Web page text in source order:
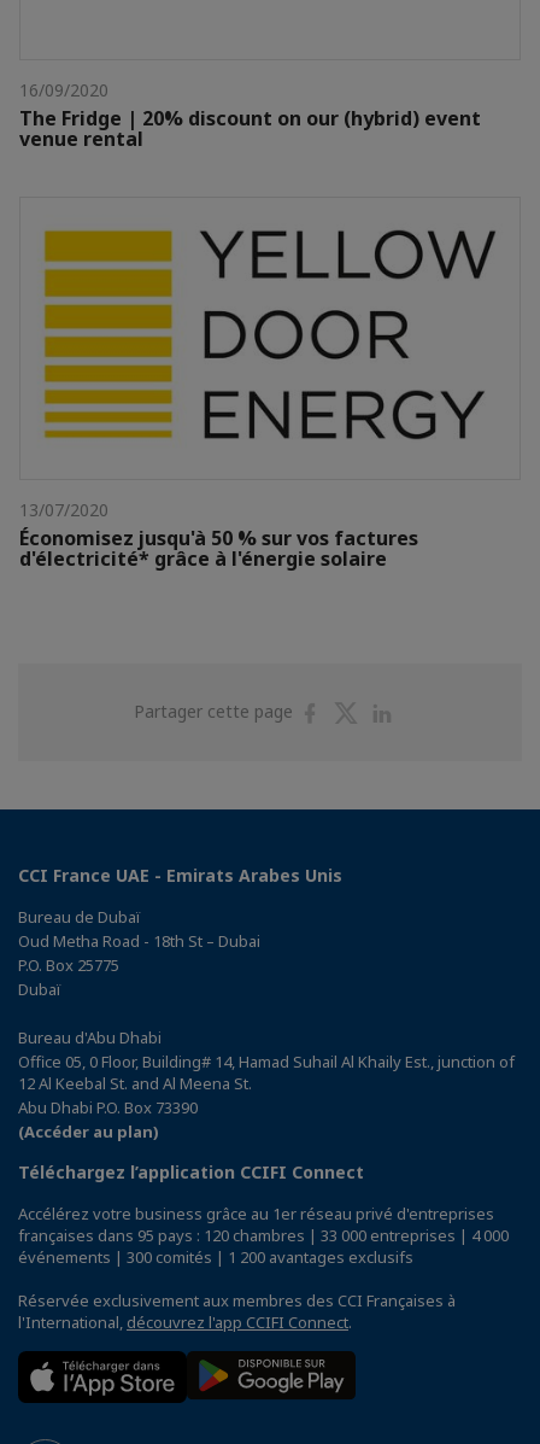
16/09/2020
The Fridge | 20% discount on our (hybrid) event
venue rental
13/07/2020
Économisez jusqu'à 50 % sur vos factures
d'électricité* grâce à l'énergie solaire
Partager cette page
PartagerPartager
CCI France UAE - Emirats Arabes Unis
Bureau de Dubaï
Oud Metha Road - 18th St – Dubai
P.O. Box 25775
Dubaï
Bureau d'Abu Dhabi
Office 05, 0 Floor, Building# 14, Hamad Suhail Al Khaily Est., junction of
12 Al Keebal St. and Al Meena St.
Abu Dhabi P.O. Box 73390
(Accéder au plan)
Téléchargez l’application CCIFI Connect
Accélérez votre business grâce au 1er réseau privé d'entreprises
françaises dans 95 pays : 120 chambres | 33 000 entreprises | 4 000
événements | 300 comités | 1 200 avantages exclusifs
Réservée exclusivement aux membres des CCI Françaises à
l'International, découvrez l'app CCIFI Connect.